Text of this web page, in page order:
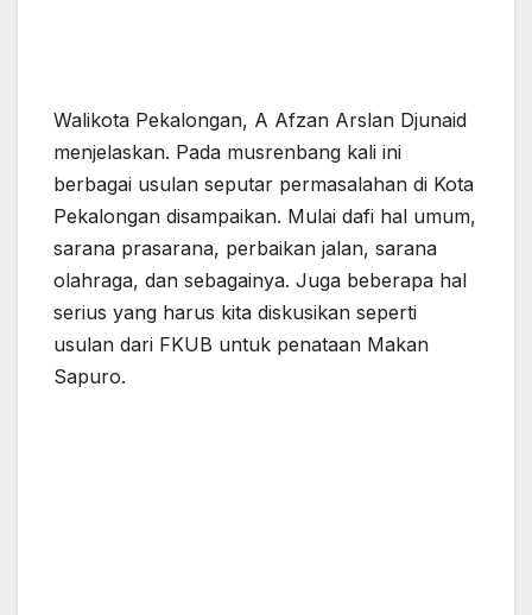
Walikota Pekalongan, A Afzan Arslan Djunaid
menjelaskan. Pada musrenbang kali ini
berbagai usulan seputar permasalahan di Kota
Pekalongan disampaikan. Mulai dafi hal umum,
sarana prasarana, perbaikan jalan, sarana
olahraga, dan sebagainya. Juga beberapa hal
serius yang harus kita diskusikan seperti
usulan dari FKUB untuk penataan Makan
Sapuro.